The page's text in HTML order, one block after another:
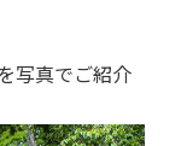
写真でご紹介